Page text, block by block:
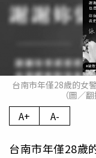
台南市年僅28歲的女
（圖／
A+ A-
台南市年僅28歲